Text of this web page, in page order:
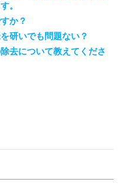
。
か？
研いでも問題ない？
去について教えてくださ